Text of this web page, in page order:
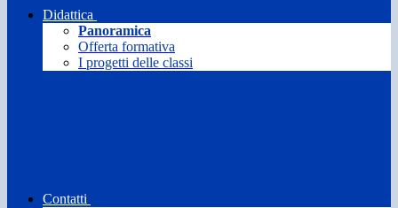
Didattica
Panoramica
Offerta formativa
I progetti delle classi
Contatti